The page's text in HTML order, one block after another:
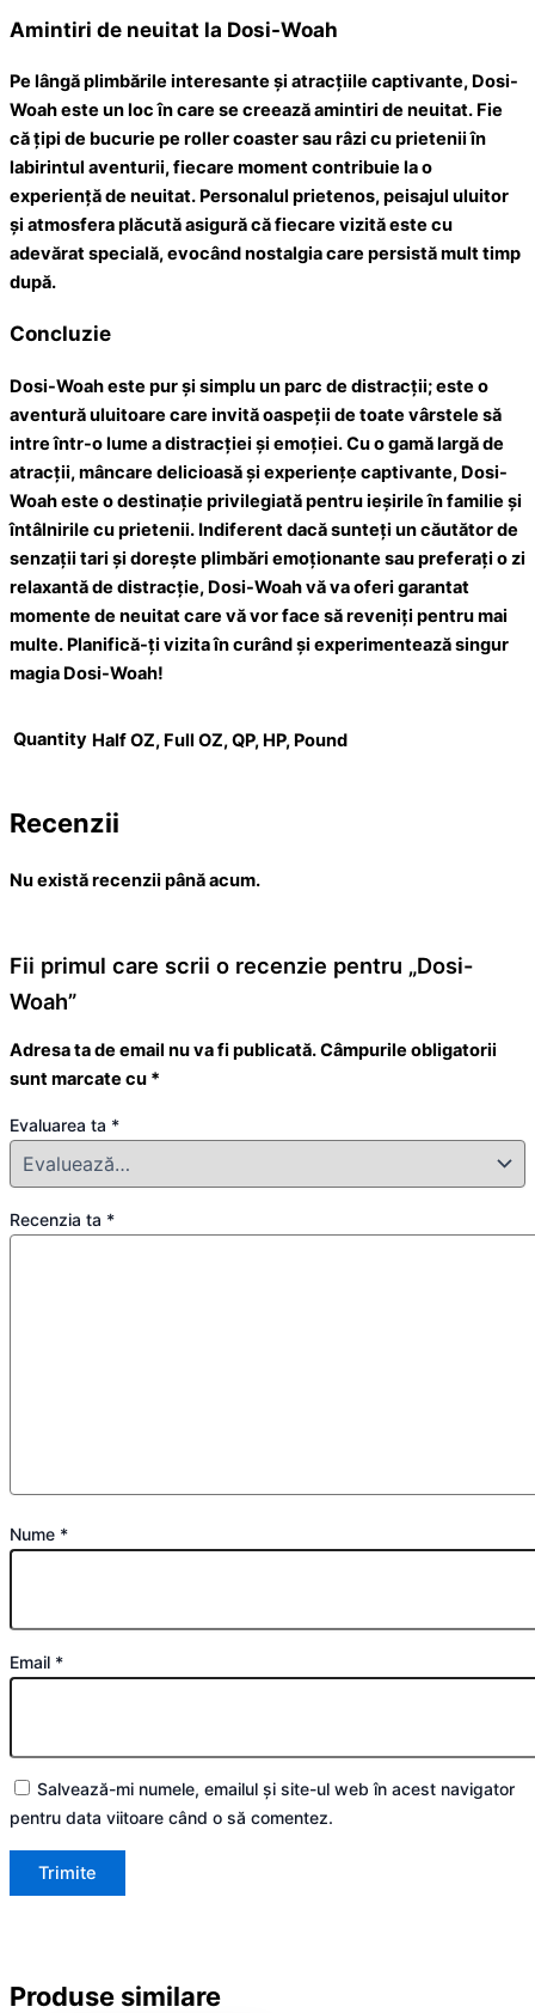
Amintiri de neuitat la Dosi-Woah
Pe lângă plimbările interesante și atracțiile captivante, Dosi-
Woah este un loc în care se creează amintiri de neuitat. Fie
că țipi de bucurie pe roller coaster sau râzi cu prietenii în
labirintul aventurii, fiecare moment contribuie la o
experiență de neuitat. Personalul prietenos, peisajul uluitor
și atmosfera plăcută asigură că fiecare vizită este cu
adevărat specială, evocând nostalgia care persistă mult timp
după.
Concluzie
Dosi-Woah este pur și simplu un parc de distracții; este o
aventură uluitoare care invită oaspeții de toate vârstele să
intre într-o lume a distracției și emoției. Cu o gamă largă de
atracții, mâncare delicioasă și experiențe captivante, Dosi-
Woah este o destinație privilegiată pentru ieșirile în familie și
întâlnirile cu prietenii. Indiferent dacă sunteți un căutător de
senzații tari și dorește plimbări emoționante sau preferați o zi
relaxantă de distracție, Dosi-Woah vă va oferi garantat
momente de neuitat care vă vor face să reveniți pentru mai
multe. Planifică-ți vizita în curând și experimentează singur
magia Dosi-Woah!
Quantity Half OZ, Full OZ, QP, HP, Pound
Recenzii
Nu există recenzii până acum.
Fii primul care scrii o recenzie pentru „Dosi-
Woah”
Adresa ta de email nu va fi publicată.Câmpurile obligatorii
sunt marcate cu *
Evaluarea ta *
Recenzia ta *
Nume *
Email *
Salvează-mi numele, emailul și site-ul web în acest navigator
pentru data viitoare când o să comentez.
Produse similare